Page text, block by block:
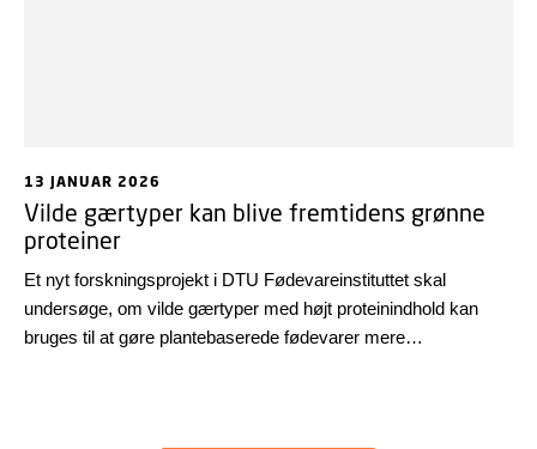
13 JANUAR 2026
Vilde gærtyper kan blive fremtidens grønne
proteiner
Et nyt forskningsprojekt i DTU Fødevareinstituttet skal
undersøge, om vilde gærtyper med højt proteinindhold kan
bruges til at gøre plantebaserede fødevarer mere